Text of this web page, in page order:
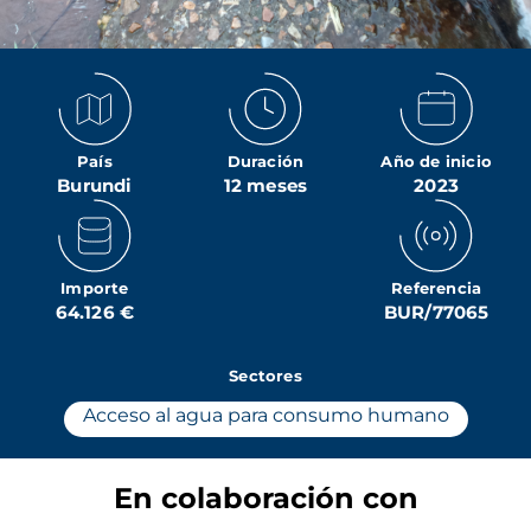
País
Burundi
Duración
12 meses
Año de inicio
2023
Importe
64.126 €
Referencia
BUR/77065
Sectores
Acceso al agua para consumo humano
En colaboración con